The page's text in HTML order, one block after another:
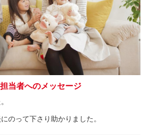
者へのメッセージ
のって下さり助かりました。